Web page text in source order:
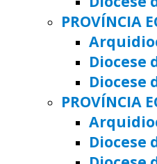
PROVÍNCIA
Diocese
Diocese
PROVÍNCIA
Diocese